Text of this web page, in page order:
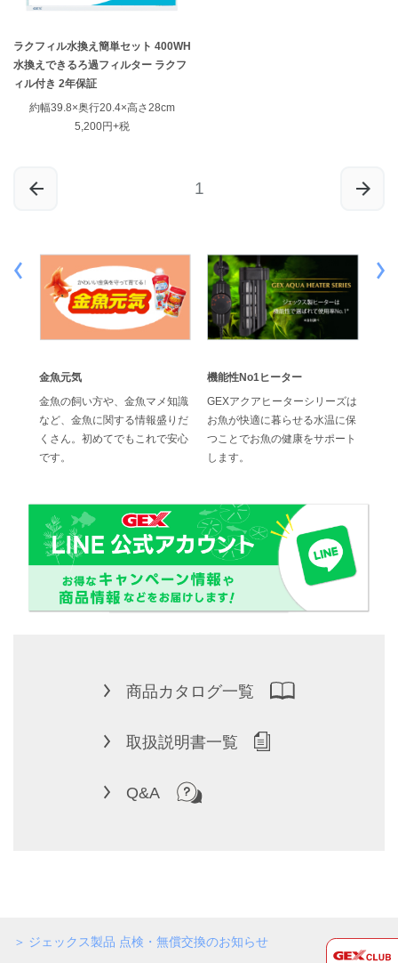
ラクフィル水換え簡単セット 400WH
水換えできるろ過フィルター ラクフ
ィル付き 2年保証
約幅39.8×奥行20.4×高さ28cm
5,200円+税
1
金魚元気
金魚の飼い方や、金魚マメ知識
など、金魚に関する情報盛りだ
くさん。初めてでもこれで安心
です。
機能性No1ヒーター
GEXアクアヒーターシリーズは
お魚が快適に暮らせる水温に保
つことでお魚の健康をサポート
します。
商品カタログ一覧
取扱説明書一覧
Q&A
ジェックス製品 点検・無償交換のお知らせ